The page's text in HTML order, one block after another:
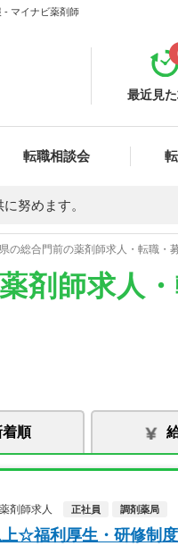
- マイナビ薬剤師
最近見
転職相談会
努めます。
の総合門前の薬剤師求人・転職・
剤師求人
着順
剤師求人
正社員 調剤薬局
上☆福利厚生・研修制